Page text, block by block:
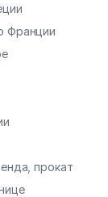
Франции
прокат